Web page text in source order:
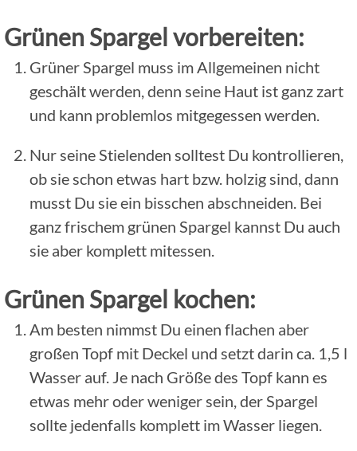
Grünen Spargel vorbereiten:
Grüner Spargel muss im Allgemeinen nicht
geschält werden, denn seine Haut ist ganz zart
und kann problemlos mitgegessen werden.
Nur seine Stielenden solltest Du kontrollieren,
ob sie schon etwas hart bzw. holzig sind, dann
musst Du sie ein bisschen abschneiden. Bei
ganz frischem grünen Spargel kannst Du auch
sie aber komplett mitessen.
Grünen Spargel kochen:
Am besten nimmst Du einen flachen aber
großen Topf mit Deckel und setzt darin ca. 1,5 l
Wasser auf. Je nach Größe des Topf kann es
etwas mehr oder weniger sein, der Spargel
sollte jedenfalls komplett im Wasser liegen.